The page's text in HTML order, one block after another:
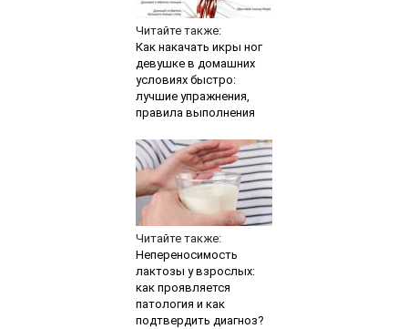
Читайте также:
Как накачать икры ног
девушке в домашних
условиях быстро:
лучшие упражнения,
правила выполнения
Читайте также:
Непереносимость
лактозы у взрослых:
как проявляется
патология и как
подтвердить диагноз?